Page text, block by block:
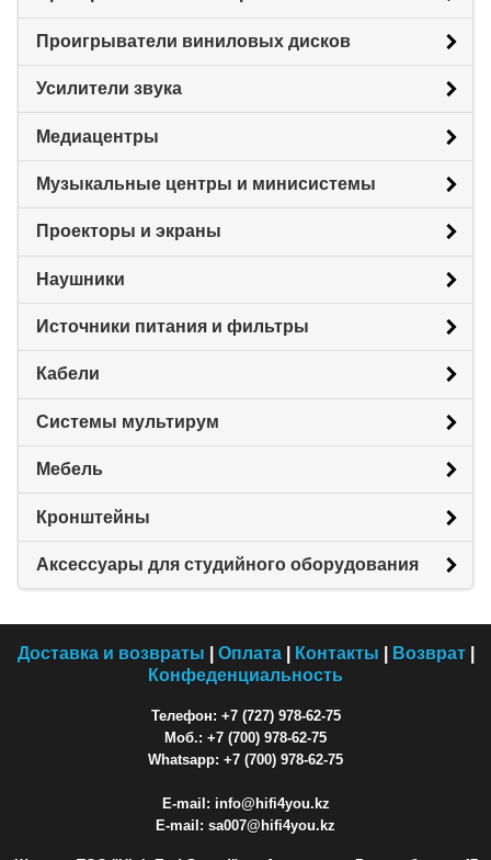
Проигрыватели виниловых дисков
Усилители звука
Медиацентры
Музыкальные центры и минисистемы
Проекторы и экраны
Наушники
Источники питания и фильтры
Кабели
Системы мультирум
Мебель
Кронштейны
Аксессуары для студийного оборудования
Доставка и возвраты Оплата| Контакты Возврат|
Конфеденциальность
Телефон: +7 (727) 978-62-75
Моб.: +7 (700) 978-62-75
Whatsapp: +7 (700) 978-62-75
E-mail: info@hifi4you.kz
E-mail: sa007@hifi4you.kz